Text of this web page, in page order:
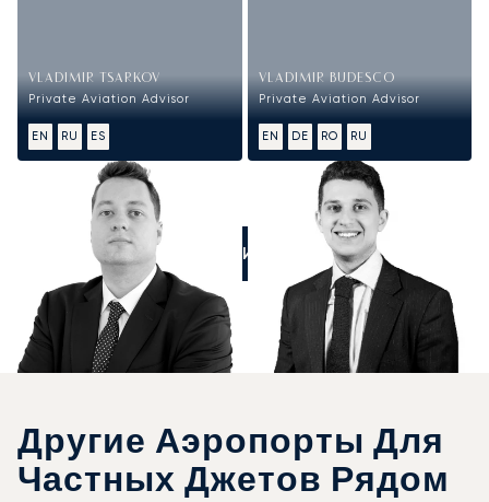
VLADIMIR TSARKOV
Private Aviation Advisor
EN RU ES
VLADIMIR BUDESCO
Private Aviation Advisor
EN DE RO RU
ПОЗВОНИТЕ НАМ
Другие Аэропорты Для
Частных Джетов Рядом